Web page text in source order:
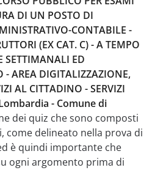
DI UN POSTO DI
CONTABILE -
(EX CAT. C) - A TEMPO
SETTIMANALI ED
- AREA DIGITALIZZAZIONE,
AL CITTADINO - SERVIZI
- Comune di
dei quiz che sono composti
come delineato nella prova di
è quindi importante che
ogni argomento prima di